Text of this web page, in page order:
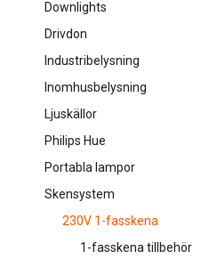
Downlights
Drivdon
Industribelysning
Inomhusbelysning
Ljuskällor
Philips Hue
Portabla lampor
Skensystem
230V 1-fasskena
1-fasskena tillbehör